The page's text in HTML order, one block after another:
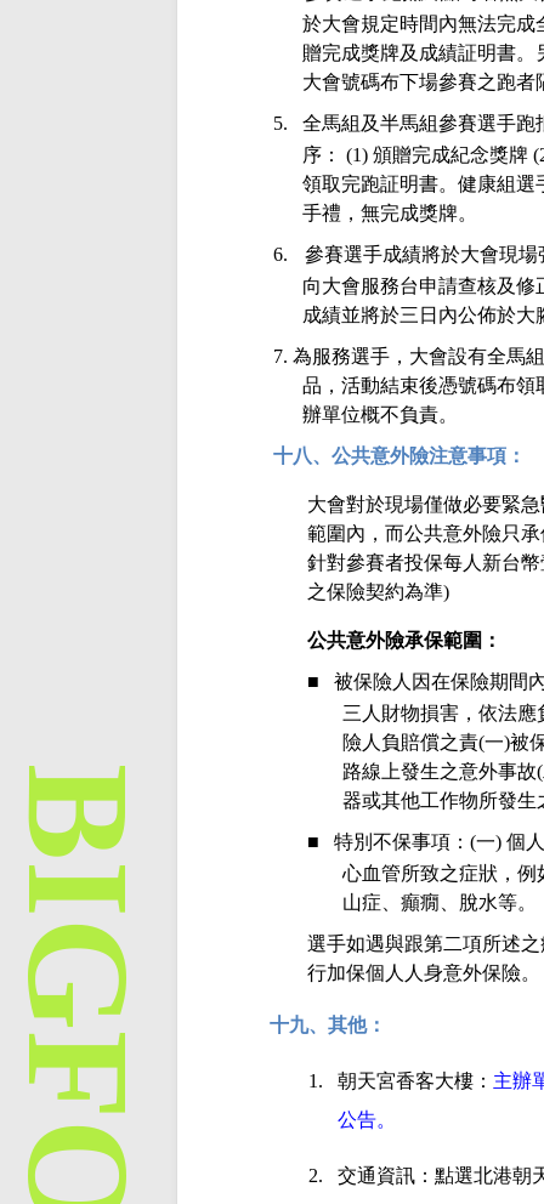
於大會規定時間內無法完
贈完成獎牌及成績証明書
大會號碼布下場參賽之跑
5.
全馬組及半馬組參賽選手
序：
(1) 頒贈完成紀念獎牌
領取完跑証明書。健康組
手禮，無完成獎牌。
6.
參賽選手成績將於大會現
向大會服務台申請查核及
成績並將於三日內公佈於大
7. 為服務選手，大會設有全馬組
品，活動結束後憑號碼布
辦單位概不負責。
十八、公共意外險注意事項：
大會對於現場僅做必要緊
範圍內，而公共意外險只
針對參賽者投保每人新台
之保險契約為準)
公共意外險承保範圍：
■
被保險人因在保險期間
三人財物損害，依法
險人負賠償之責(一)被
路線上發生之意外事故(
器或其他工作物所發生
■
特別不保事項：(一) 個
心血管所致之症狀，
山症、癲癇、脫水等。
選手如遇與跟第二項所述
行加保個人人身意外保險。
十九、其他：
1. 朝天宮香客大樓： 主辦
公告。
2. 交通資訊：點選北港朝